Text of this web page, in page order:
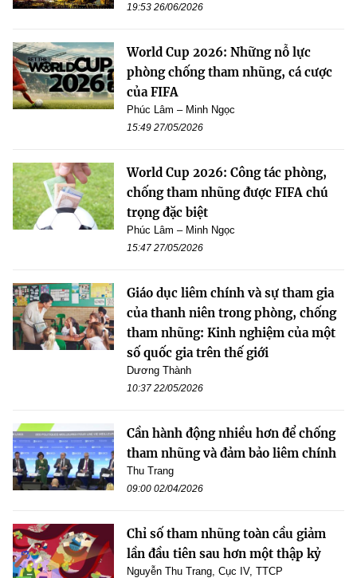
19:53 26/06/2026
World Cup 2026: Những nỗ lực
phòng chống tham nhũng, cá cược
của FIFA
Phúc Lâm – Minh Ngọc
15:49 27/05/2026
World Cup 2026: Công tác phòng,
chống tham nhũng được FIFA chú
trọng đặc biệt
Phúc Lâm – Minh Ngọc
15:47 27/05/2026
Giáo dục liêm chính và sự tham gia
của thanh niên trong phòng, chống
tham nhũng: Kinh nghiệm của một
số quốc gia trên thế giới
Dương Thành
10:37 22/05/2026
Cần hành động nhiều hơn để chống
tham nhũng và đảm bảo liêm chính
Thu Trang
09:00 02/04/2026
Chỉ số tham nhũng toàn cầu giảm
lần đầu tiên sau hơn một thập kỷ
Nguyễn Thu Trang, Cục IV, TTCP